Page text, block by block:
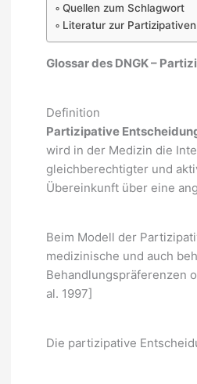
Quellen zum Schlagwort
Literatur zur
Glossar des DNGK –
Definition
Partizipative
wird in der Medizin die
gleichberechtigter und
Übereinkunft über eine
Beim Modell der
medizinische und auch
Behandlungspräferenzen
al. 1997]
Die partizipative